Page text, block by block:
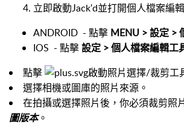
立即啟動Jack'd並打開個人檔案編
ANDROID - 點擊 MENU > 設定 >
IOS - 點擊設定 > 個人檔案編輯工
點擊
啟動照片選擇/裁剪工
選擇相機或圖庫的照片來源。
在拍攝或選擇照片後，你必須裁剪照
圖版本。